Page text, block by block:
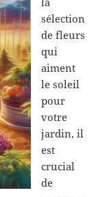
sélection
de fleurs
qui
aiment
le soleil
pour
votre
jardin, il
est
crucial
de